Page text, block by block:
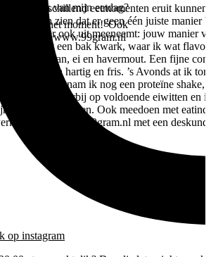
vind ik van mijn eetdag?
van het moment!' Ook
op www.99gram.nl
hoe verschillend eetmomenten eruit
laten zien dat er geen één juiste
Wat je er ook uit meeneemt: jouw manier
dag met een bak kwark, waar ik wat
van banaan, ei en havermout. Een fijne
mix van hartig en fris. ’s Avonds at ik
de avond nam ik nog een proteïne
Ik let daarbij op voldoende eiwitten en
versterken. Ook meedoen met
op www.99gram.nl met een
op instagram